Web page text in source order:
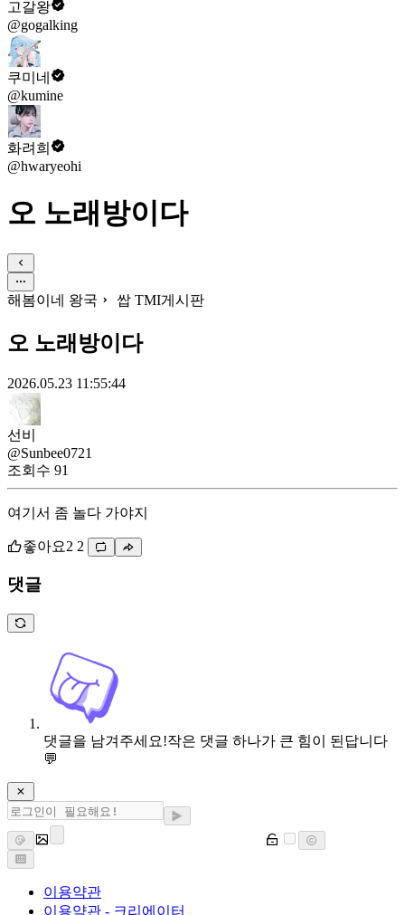
고갈왕
@gogalking
쿠미네
@kumine
화려희
@hwaryeohi
오 노래방이다
해봄이네 왕국 쌉 TMI게시판
오 노래방이다
2026.05.23 11:55:44
선비
@Sunbee0721
조회수 91
여기서 좀 놀다 가야지
좋아요2 2
댓글
댓글을 남겨주세요!작은 댓글 하나가 큰 힘이 된답니다
💬
이용약관
이용약관 - 크리에이터